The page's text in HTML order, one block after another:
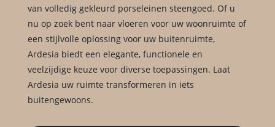
van volledig gekleurd porseleinen steengoed. Of u
nu op zoek bent naar vloeren voor uw woonruimte of
een stijlvolle oplossing voor uw buitenruimte,
Ardesia biedt een elegante, functionele en
veelzijdige keuze voor diverse toepassingen. Laat
Ardesia uw ruimte transformeren in iets
buitengewoons.